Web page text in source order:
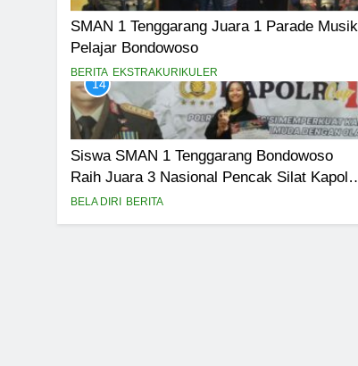
SMAN 1 Tenggarang Juara 1 Parade Musik
Pelajar Bondowoso
BERITA EKSTRAKURIKULER
14
Siswa SMAN 1 Tenggarang Bondowoso
Raih Juara 3 Nasional Pencak Silat Kapolri
Cup
BELA DIRI BERITA